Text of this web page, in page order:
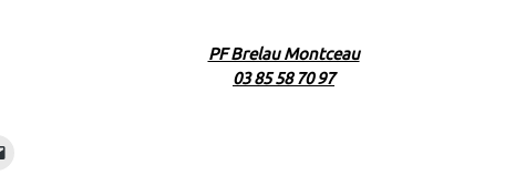
PF Brelau Montceau
03 85 58 70 97